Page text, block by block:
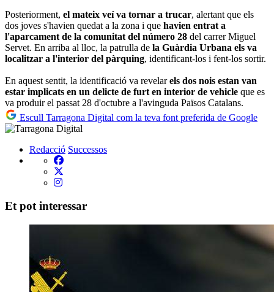
Posteriorment, el mateix veí va tornar a trucar, alertant que els
dos joves s'havien quedat a la zona i que havien entrat a
l'aparcament de la comunitat del número 28 del carrer Miguel
Servet. En arriba al lloc, la patrulla de la Guàrdia Urbana els va
localitzar a l'interior del pàrquing, identificant-los i fent-los sortir.
En aquest sentit, la identificació va revelarels dos nois estan van
estar implicats en un delicte de furt en interior de vehicle que es
va produir el passat 28 d'octubre a l'avinguda Països Catalans.
Escull Tarragona Digital com la teva font preferida de Google
Redacció Successos
Et pot interessar